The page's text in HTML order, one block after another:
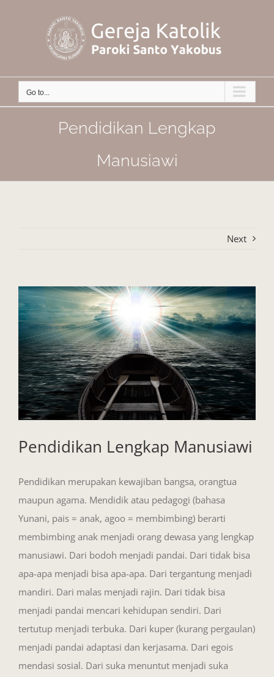
Go to...
Pendidikan Lengkap
Manusiawi
Next
View
Larger
Image
Pendidikan Lengkap Manusiawi
Pendidikan merupakan kewajiban bangsa, orangtua
maupun agama. Mendidik atau pedagogi (bahasa
Yunani, pais = anak, agoo = membimbing) berarti
membimbing anak menjadi orang dewasa yang lengkap
manusiawi. Dari bodoh menjadi pandai. Dari tidak bisa
apa-apa menjadi bisa apa-apa. Dari tergantung menjadi
mandiri. Dari malas menjadi rajin. Dari tidak bisa
menjadi pandai mencari kehidupan sendiri. Dari
tertutup menjadi terbuka. Dari kuper (kurang pergaulan)
menjadi pandai adaptasi dan kerjasama. Dari egois
mendasi sosial. Dari suka menuntut menjadi suka